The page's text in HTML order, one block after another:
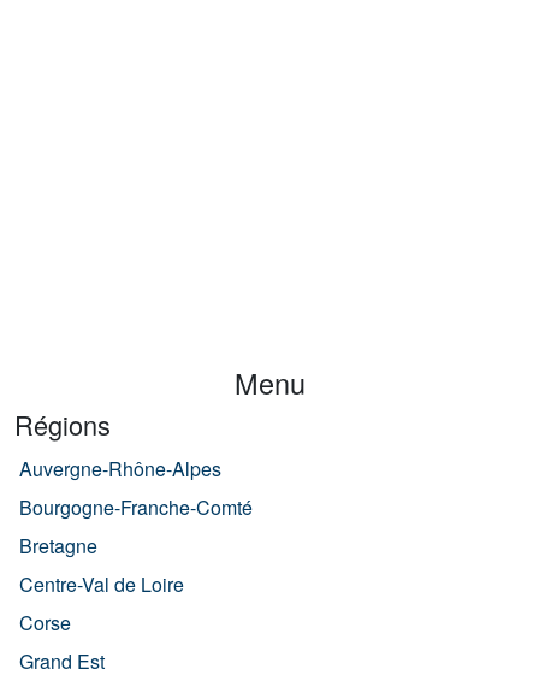
Menu
Régions
Auvergne-Rhône-Alpes
Bourgogne-Franche-Comté
Bretagne
Centre-Val de Loire
Corse
Grand Est